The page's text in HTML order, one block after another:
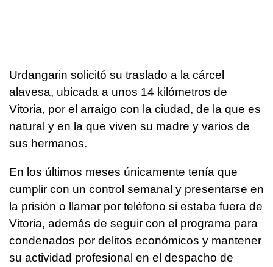
Urdangarin solicitó su traslado a la cárcel
alavesa, ubicada a unos 14 kilómetros de
Vitoria, por el arraigo con la ciudad, de la que es
natural y en la que viven su madre y varios de
sus hermanos.
En los últimos meses únicamente tenía que
cumplir con un control semanal y presentarse en
la prisión o llamar por teléfono si estaba fuera de
Vitoria, además de seguir con el programa para
condenados por delitos económicos y mantener
su actividad profesional en el despacho de